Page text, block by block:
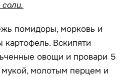
соли.
помидоры, морковь и
Вскипяти
овощи и провари 5
молотым перцем и